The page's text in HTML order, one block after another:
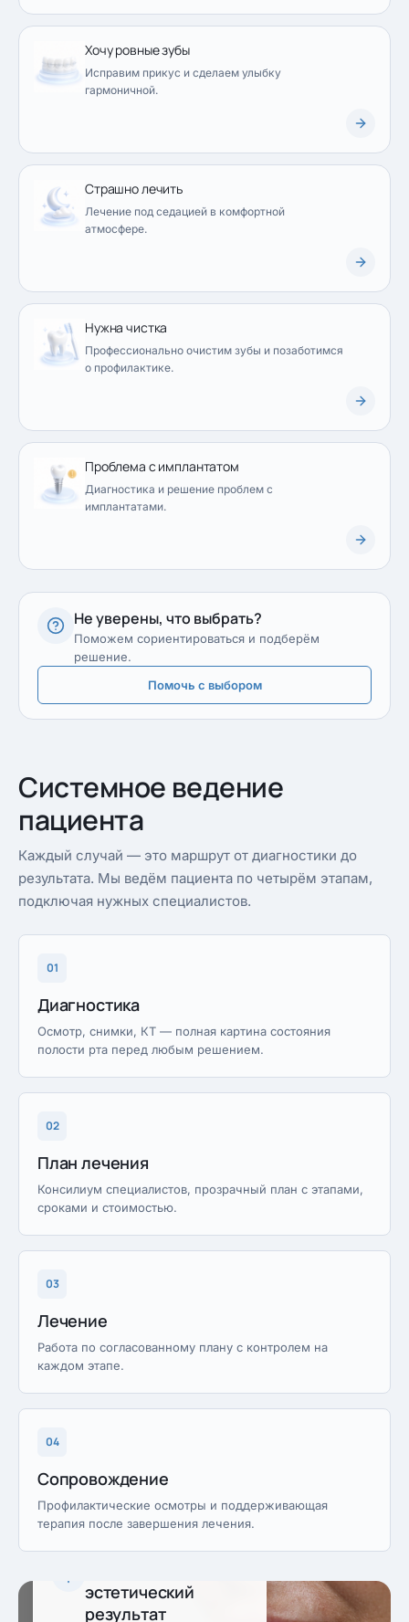
Хочу ровные зубы
Исправим прикус и сделаем улыбку
гармоничной.
Страшно лечить
Лечение под седацией в комфортной
атмосфере.
Нужна чистка
Профессионально очистим зубы и позаботимся
о профилактике.
Проблема с имплантатом
Диагностика и решение проблем с
имплантатами.
Не уверены, что выбрать?
Поможем сориентироваться и подберём
решение.
Помочь с выбором
Системное ведение
пациента
Каждый случай — это маршрут от диагностики до
результата. Мы ведём пациента по четырём этапам,
подключая нужных специалистов.
01
Диагностика
Осмотр, снимки, КТ — полная картина состояния
полости рта перед любым решением.
02
План лечения
Консилиум специалистов, прозрачный план с этапами,
сроками и стоимостью.
03
Лечение
Работа по согласованному плану с контролем на
каждом этапе.
04
Сопровождение
Профилактические осмотры и поддерживающая
терапия после завершения лечения.
эстетический
результат